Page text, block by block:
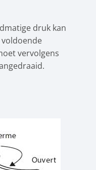
druk kan
vervolgens